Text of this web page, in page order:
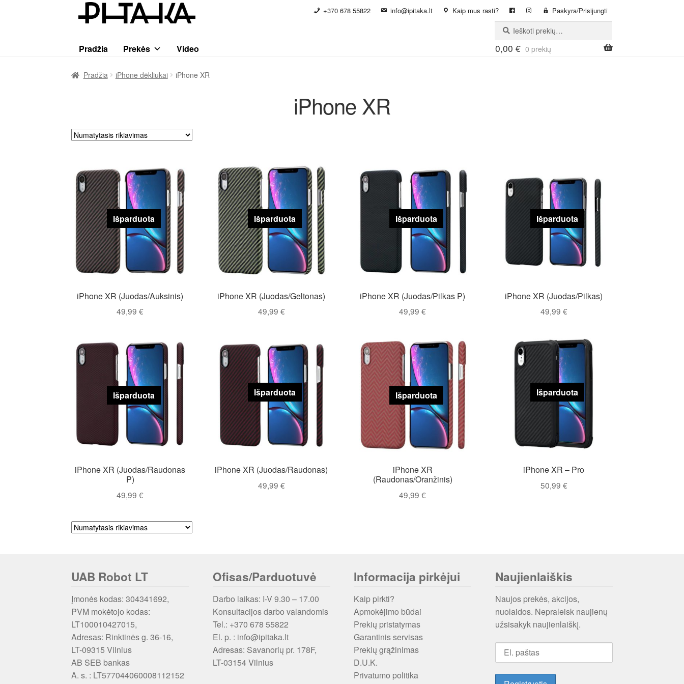
Pereiti
prie
Pereiti
prie
Paskyra/Prisijungti
Kaip mus rasti?
info@ipitaka.lt
+370 678 55822
Ieškoti:
Ieškoti
Pradžia Prekės Video 0,00 € 0 prekių
Pradžia iPhone dėkliukai iPhone XR
iPhone XR
Išparduota
iPhone XR (Juodas/Auksinis)
49,99€
Išparduota
iPhone XR (Juodas/Geltonas)
49,99 €
Išparduota
iPhone XR (Juodas/Pilkas P)
49,99€
Išparduota
iPhone XR (Juodas/Pilkas)
49,99 €
Išparduota
iPhone XR (Juodas/Raudonas
P)
49,99€
Išparduota
iPhone XR (Juodas/Raudonas)
49,99 €
Išparduota
iPhone XR
(Raudonas/Oranžinis)
49,99€
Išparduota
iPhone XR – Pro
50,99 €
UAB Robot LT
Įmonės kodas: 304341692,
PVM mokėtojo kodas:
LT100010427015,
Adresas: Rinktinės g. 36-16,
LT-09315 Vilnius
AB SEB bankas
A. s. : LT577044060008112152
Ofisas/Parduotuvė
Darbo laikas: I-V 9.30 – 17.00
Konsultacijos darbo valandomis
Tel.: +370 678 55822
El. p. : info@ipitaka.lt
Adresas: Savanorių pr. 178F,
LT-03154 Vilnius
Informacija pirkėjui
Kaip pirkti?
Apmokėjimo būdai
Prekių pristatymas
Garantinis servisas
Prekių grąžinimas
D.U.K.
Privatumo politika
Naujienlaiškis
Naujos prekės, akcijos,
nuolaidos. Nepraleisk naujienų
užsisakyk naujienlaiškį.